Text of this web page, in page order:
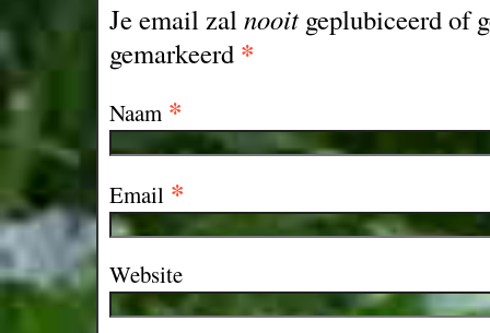
Je email zalnooitgeplubiceerd of
gemarkeerd *
Naam *
Email *
Website